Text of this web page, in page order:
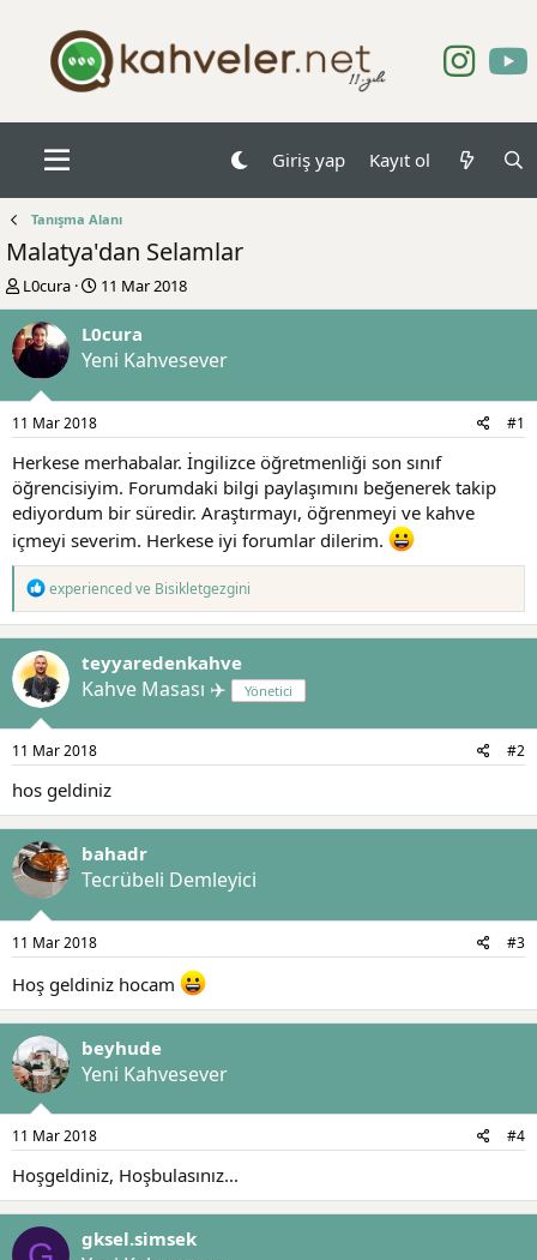
Giriş yap Kayıt ol
Tanışma Alanı
Malatya'dan Selamlar
K
o
n
b
u
u
b
a
ş
l
a
t
a
n
L0cura
B
a
ş
a
ı
ç
t
a
r
i
h
i
11 Mar 2018
L0cura
Yeni Kahvesever
11 Mar 2018 #1
Herkese merhabalar. İngilizce öğretmenliği son sınıf
öğrencisiyim. Forumdaki bilgi paylaşımını beğenerek takip
ediyordum bir süredir. Araştırmayı, öğrenmeyi ve kahve
içmeyi severim. Herkese iyi forumlar dilerim.
T
p
k
i
l
e
r
experiencedve Bisikletgezgini
teyyaredenkahve
Kahve Masası ✈️ Yönetici
11 Mar 2018 #2
hos geldiniz
bahadr
Tecrübeli Demleyici
11 Mar 2018 #3
Hoş geldiniz hocam
beyhude
Yeni Kahvesever
11 Mar 2018 #4
Hoşgeldiniz, Hoşbulasınız...
gksel.simsek